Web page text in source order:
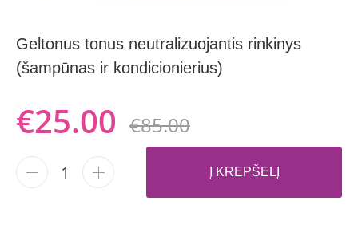
Geltonus tonus neutralizuojantis rinkinys
(šampūnas ir kondicionierius)
€85.00
€25.00
- + Į KREPŠELĮ